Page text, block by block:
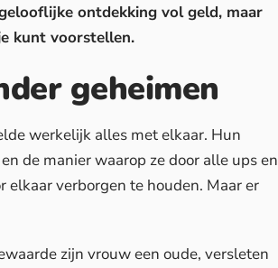
ontdekking vol geld, maar
kunt voorstellen.
geheimen
werkelijk alles met elkaar. Hun
de manier waarop ze door alle ups en
elkaar verborgen te houden. Maar er
zijn vrouw een oude, versleten